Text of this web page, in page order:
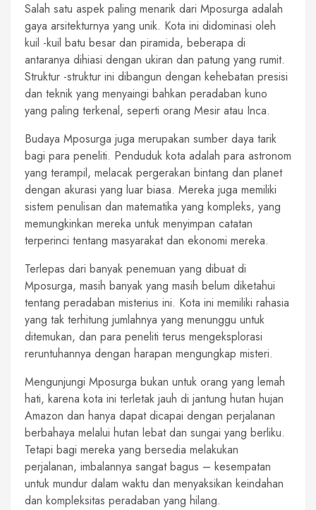
Salah satu aspek paling menarik dari Mposurga adalah
gaya arsitekturnya yang unik. Kota ini didominasi oleh
kuil -kuil batu besar dan piramida, beberapa di
antaranya dihiasi dengan ukiran dan patung yang rumit.
Struktur -struktur ini dibangun dengan kehebatan presisi
dan teknik yang menyaingi bahkan peradaban kuno
yang paling terkenal, seperti orang Mesir atau Inca.
Budaya Mposurga juga merupakan sumber daya tarik
bagi para peneliti. Penduduk kota adalah para astronom
yang terampil, melacak pergerakan bintang dan planet
dengan akurasi yang luar biasa. Mereka juga memiliki
sistem penulisan dan matematika yang kompleks, yang
memungkinkan mereka untuk menyimpan catatan
terperinci tentang masyarakat dan ekonomi mereka.
Terlepas dari banyak penemuan yang dibuat di
Mposurga, masih banyak yang masih belum diketahui
tentang peradaban misterius ini. Kota ini memiliki rahasia
yang tak terhitung jumlahnya yang menunggu untuk
ditemukan, dan para peneliti terus mengeksplorasi
reruntuhannya dengan harapan mengungkap misteri.
Mengunjungi Mposurga bukan untuk orang yang lemah
hati, karena kota ini terletak jauh di jantung hutan hujan
Amazon dan hanya dapat dicapai dengan perjalanan
berbahaya melalui hutan lebat dan sungai yang berliku.
Tetapi bagi mereka yang bersedia melakukan
perjalanan, imbalannya sangat bagus – kesempatan
untuk mundur dalam waktu dan menyaksikan keindahan
dan kompleksitas peradaban yang hilang.